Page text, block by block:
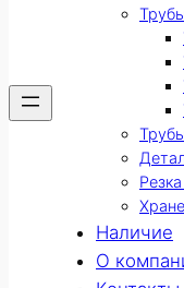
Наличие
О